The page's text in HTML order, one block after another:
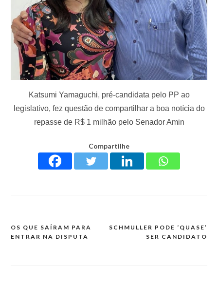
Katsumi Yamaguchi, pré-candidata pelo PP ao
legislativo, fez questão de compartilhar a boa notícia do
repasse de R$ 1 milhão pelo Senador Amin
Compartilhe
OS QUE SAÍRAM PARA
ENTRAR NA DISPUTA
SCHMULLER PODE ‘QUASE’
SER CANDIDATO